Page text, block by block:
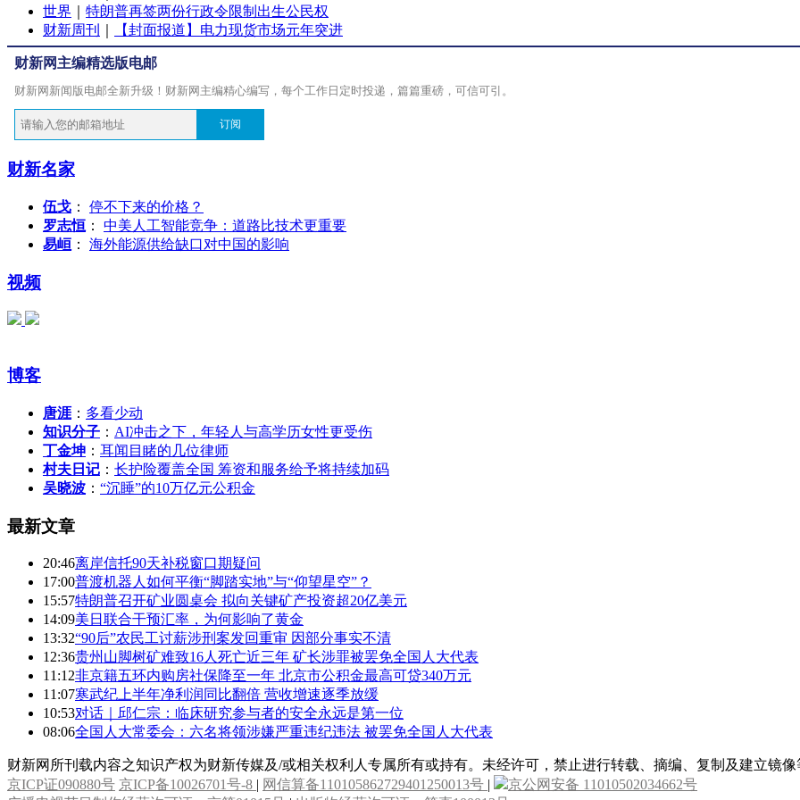
世界
特朗普再签两份行政令限制出生公民权
财新周刊
【封面报道】电力现货市场元年突进
财新网主编精选版电邮
财新网新闻版电邮全新升级！财新网主编精心编写，每个工作日定时投递，篇篇重磅，可信可引。
订阅
财新名家
伍戈 ： 停不下来的价格？
罗志恒 ： 中美人工智能竞争：道路比技术更重要
易峘 ： 海外能源供给缺口对中国的影响
视频
博客
唐涯 ： 多看少动
知识分子 ： AI冲击之下，年轻人与高学历女性更受伤
丁金坤 ： 耳闻目睹的几位律师
村夫日记 ： 长护险覆盖全国 筹资和服务给予将持续加码
吴晓波 ： “沉睡”的10万亿元公积金
最新文章
20:46离岸信托90天补税窗口期疑问
17:00普渡机器人如何平衡“脚踏实地”与“仰望星空”？
15:57特朗普召开矿业圆桌会 拟向关键矿产投资超20亿美元
14:09美日联合干预汇率，为何影响了黄金
13:32“90后”农民工讨薪涉刑案发回重审 因部分事实不清
12:36贵州山脚树矿难致16人死亡近三年 矿长涉罪被罢免全国人大代表
11:12非京籍五环内购房社保降至一年 北京市公积金最高可贷340万元
11:07寒武纪上半年净利润同比翻倍 营收增速逐季放缓
10:53对话｜邱仁宗：临床研究参与者的安全永远是第一位
08:06全国人大常委会：六名将领涉嫌严重违纪违法 被罢免全国人大代表
财新网所刊载内容之知识产权为财新传媒及/或相关权利人专属所有或持有。未经许可，禁止进行转载、摘编、复制及建立镜
京ICP证090880号 京ICP备10026701号-8 | 网信算备110105862729401250013号 |
京公网安备 11010502034662号